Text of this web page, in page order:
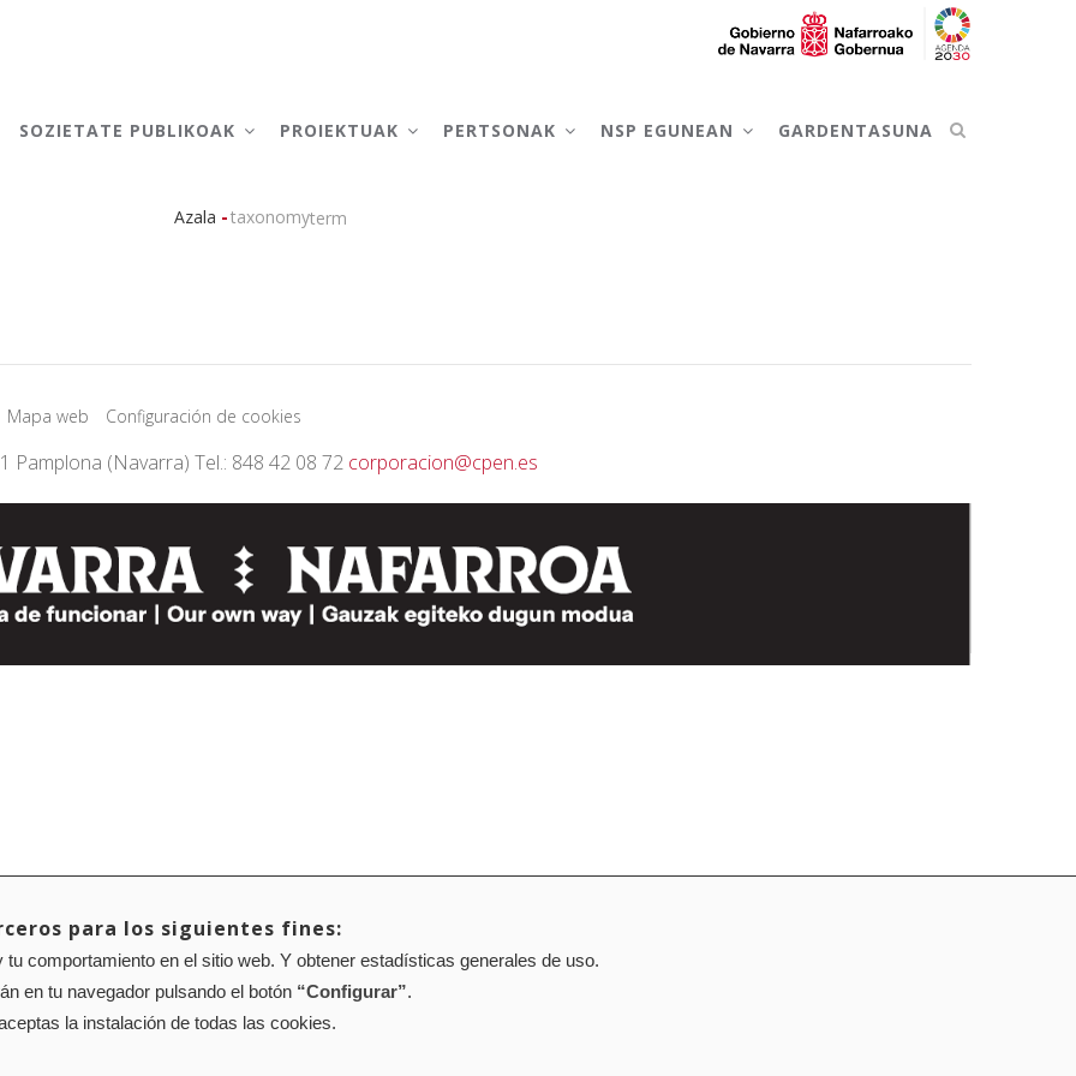
SOZIETATE PUBLIKOAK PROIEKTUAK PERTSONAK NSP EGUNEAN GARDENTASUNA
Azala -taxonomyterm
Mapa web Configuración de cookies
Pamplona (Navarra) Tel.: 848 42 08 72 corporacion@cpen.es
para los siguientes fines:
comportamiento en el sitio web. Y obtener estadísticas generales de uso.
en tu navegador pulsando el botón “Configurar”.
la instalación de todas las cookies.